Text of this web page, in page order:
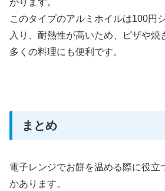
がります。
このタイプのアルミホイルは100円
入り、耐熱性が高いため、ピザや焼
多くの料理にも便利です。
まとめ
電子レンジでお餅を温める際に役立
かあります。